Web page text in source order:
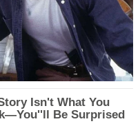
Isn't What You
Be Surprised